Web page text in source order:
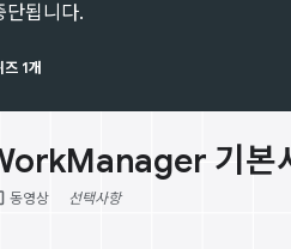
단됩니다.
즈 1개
기본
동영상 선택사항